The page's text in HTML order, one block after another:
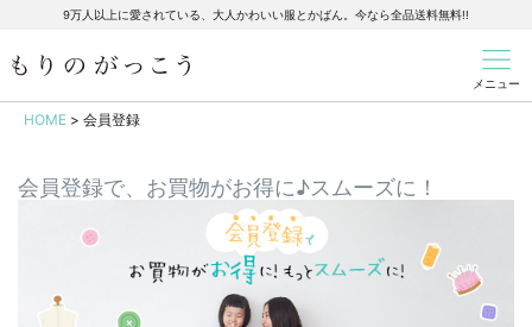
9万人以上に愛されている、大人かわいい服とかばん。今なら全品送料無料!!
メニュー
HOME 会員登録
会員登録で、お買物がお得に♪スムーズに！